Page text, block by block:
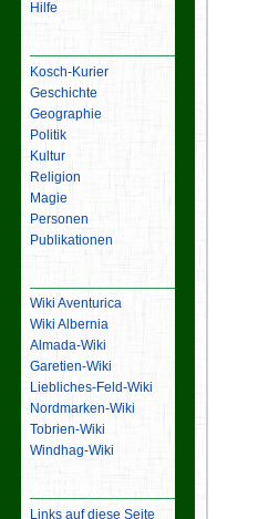
Hilfe
Kosch-Kurier
Geschichte
Geographie
Politik
Kultur
Religion
Magie
Personen
Publikationen
Wiki Aventurica
Wiki Albernia
Almada-Wiki
Garetien-Wiki
Liebliches-Feld-Wiki
Nordmarken-Wiki
Tobrien-Wiki
Windhag-Wiki
Links auf diese Seite